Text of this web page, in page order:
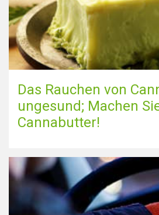
Das Rauchen von
ungesund; Machen
Cannabutter!